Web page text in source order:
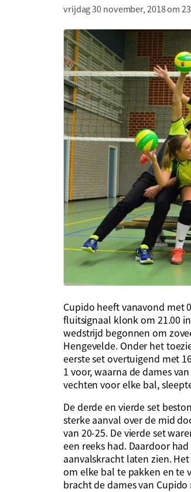
vrijdag 30 november, 2018 om
Cupido heeft vanavond met
fluitsignaal klonk om 21.00
wedstrijd begonnen om
Hengevelde. Onder het
eerste set overtuigend met
1 voor, waarna de dames
vechten voor elke bal,
De derde en vierde set
sterke aanval over de mid
van 20-25. De vierde set
een reeks had. Daardoor
aanvalskracht laten zien.
om elke bal te pakken en te
bracht de dames van